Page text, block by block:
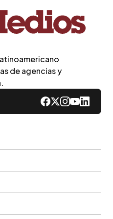
de agencias y